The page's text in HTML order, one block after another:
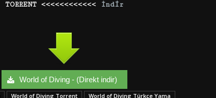
TORRENT <<<<<<<<<<<< İndir
World of Diving - (Direkt indir)
World of Diving Torrent World of Diving Türkçe Yama